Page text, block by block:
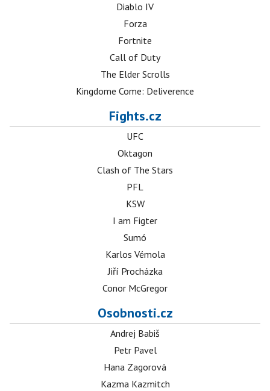
Diablo IV
Forza
Fortnite
Call of Duty
The Elder Scrolls
Kingdome Come: Deliverence
Fights.cz
UFC
Oktagon
Clash of The Stars
PFL
KSW
I am Figter
Sumó
Karlos Vémola
Jiří Procházka
Conor McGregor
Osobnosti.cz
Andrej Babiš
Petr Pavel
Hana Zagorová
Kazma Kazmitch